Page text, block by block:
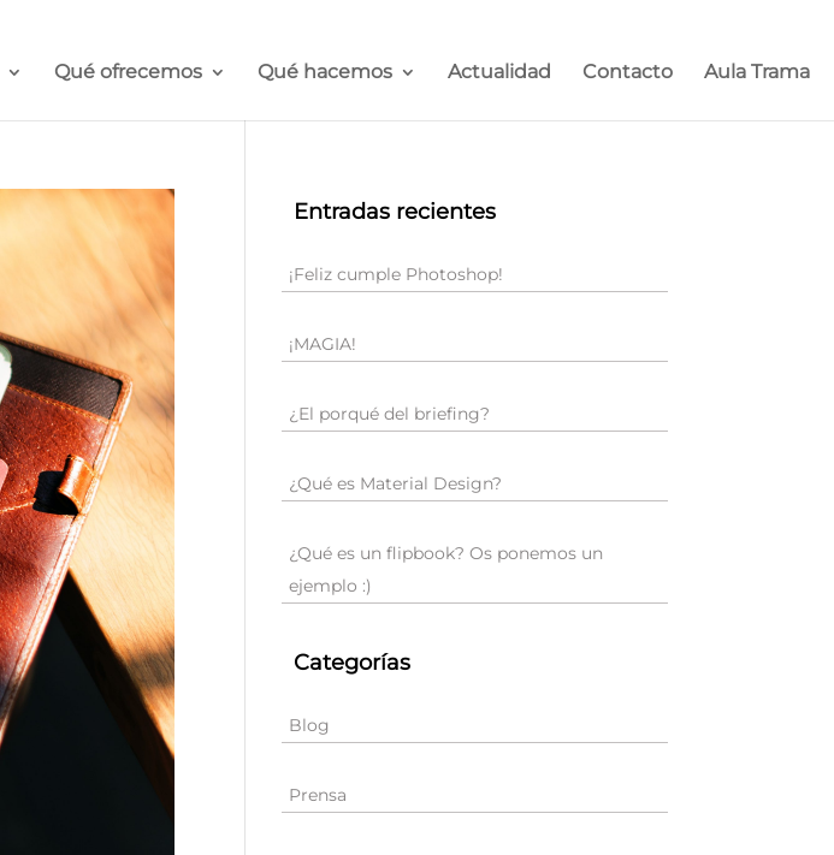
Qué ofrecemos Qué hacemos Actualidad Contacto Aula Trama
Entradas recientes
¡Feliz cumple Photoshop!
¡MAGIA!
¿El porqué del briefing?
¿Qué es Material Design?
¿Qué es un flipbook? Os ponemos un
ejemplo :)
Categorías
Blog
Prensa